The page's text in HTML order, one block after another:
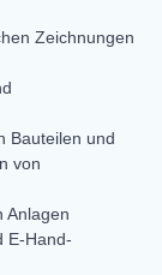
Zeichnungen
Bauteilen und
von
Anlagen
E-Hand-